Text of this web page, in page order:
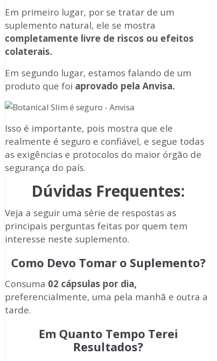
Em primeiro lugar, por se tratar de um
suplemento natural, ele se mostra
completamente livre de riscos ou efeitos
colaterais.
Em segundo lugar, estamos falando de um
produto que foi aprovado pela Anvisa.
Isso é importante, pois mostra que ele
realmente é seguro e confiável, e segue todas
as exigências e protocolos do maior órgão de
segurança do país.
Dúvidas Frequentes:
Veja a seguir uma série de respostas as
principais perguntas feitas por quem tem
interesse neste suplemento.
Como Devo Tomar o Suplemento?
Consuma 02 cápsulas por dia,
preferencialmente, uma pela manhã e outra a
tarde.
Em Quanto Tempo Terei
Resultados?